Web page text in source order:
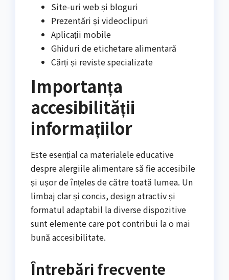
Site-uri web și bloguri
Prezentări și videoclipuri
Aplicații mobile
Ghiduri de etichetare alimentară
Cărți și reviste specializate
Importanța
accesibilității
informațiilor
Este esențial ca materialele educative
despre alergiile alimentare să fie accesibile
și ușor de înțeles de către toată lumea. Un
limbaj clar și concis, design atractiv și
formatul adaptabil la diverse dispozitive
sunt elemente care pot contribui la o mai
bună accesibilitate.
Întrebări frecvente